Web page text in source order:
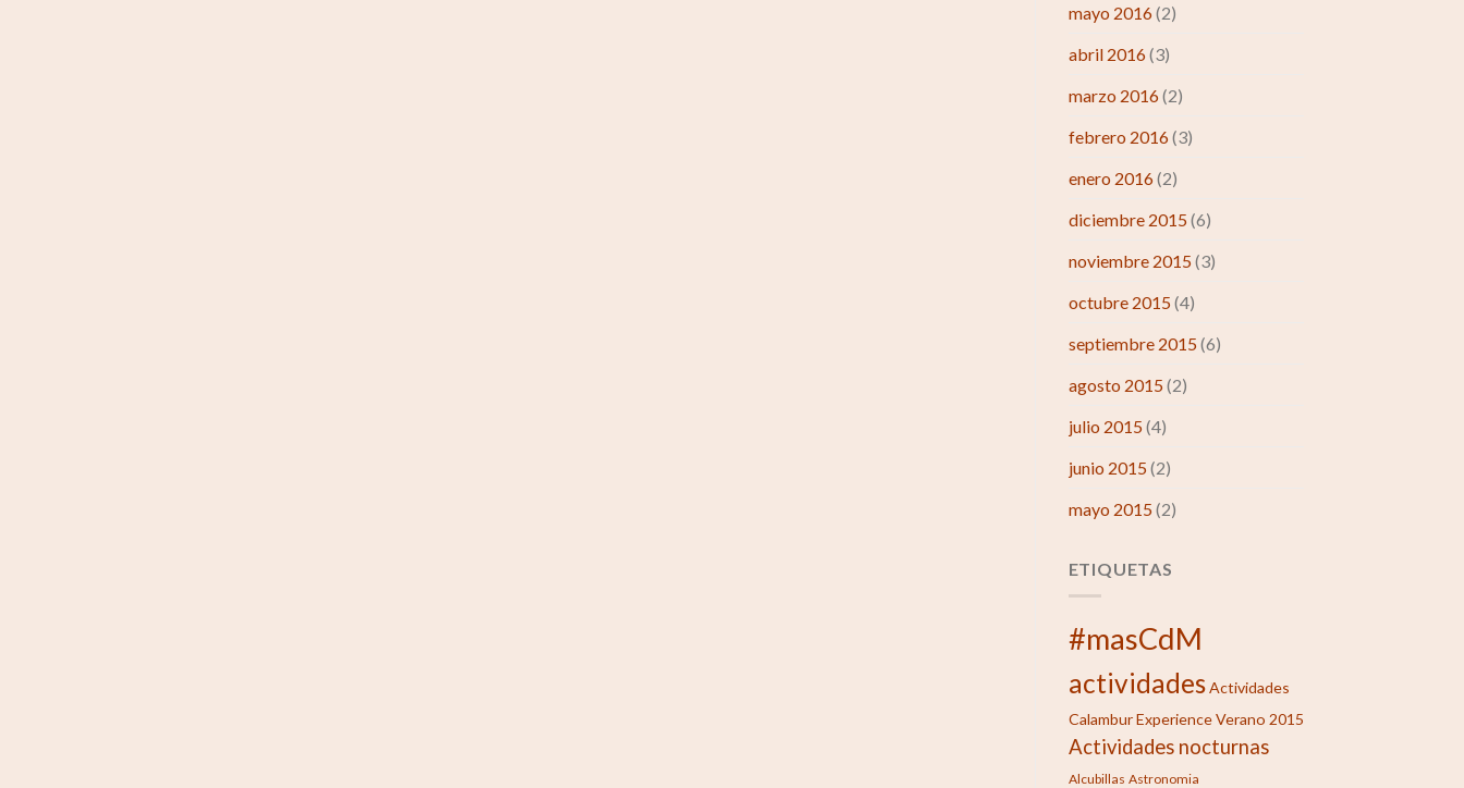
mayo 2016(2)
abril 2016(3)
marzo 2016(2)
febrero 2016(3)
enero 2016(2)
diciembre 2015(6)
noviembre 2015(3)
octubre 2015(4)
septiembre 2015(6)
agosto 2015(2)
julio 2015(4)
junio 2015(2)
mayo 2015(2)
ETIQUETAS
#masCdM
actividades Actividades
Calambur Experience Verano 2015
Actividades nocturnas
Alcubillas Astronomia